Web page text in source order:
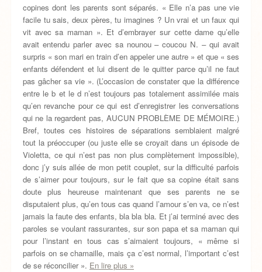
copines dont les parents sont séparés. « Elle n’a pas une vie
facile tu sais, deux pères, tu imagines ? Un vrai et un faux qui
vit avec sa maman ». Et d’embrayer sur cette dame qu’elle
avait entendu parler avec sa nounou – coucou N. – qui avait
surpris « son mari en train d’en appeler une autre » et que « ses
enfants défendent et lui disent de le quitter parce qu’il ne faut
pas gâcher sa vie ». (L’occasion de constater que la différence
entre le b et le d n’est toujours pas totalement assimilée mais
qu’en revanche pour ce qui est d’enregistrer les conversations
qui ne la regardent pas, AUCUN PROBLÈME DE MÉMOIRE.)
Bref, toutes ces histoires de séparations semblaient malgré
tout la préoccuper (ou juste elle se croyait dans un épisode de
Violetta, ce qui n’est pas non plus complètement impossible),
donc j’y suis allée de mon petit couplet, sur la difficulté parfois
de s’aimer pour toujours, sur le fait que sa copine était sans
doute plus heureuse maintenant que ses parents ne se
disputaient plus, qu’en tous cas quand l’amour s’en va, ce n’est
jamais la faute des enfants, bla bla bla. Et j’ai terminé avec des
paroles se voulant rassurantes, sur son papa et sa maman qui
pour l’instant en tous cas s’aimaient toujours, « même si
parfois on se chamaille, mais ça c’est normal, l’important c’est
de se réconcilier ». En lire plus »